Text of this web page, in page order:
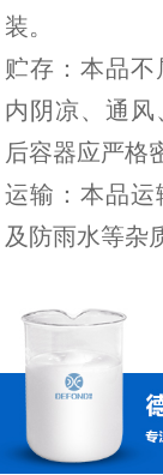
装。
贮存：本品
内阴凉、通
后容器应严格
运输：本品
及防雨水等杂